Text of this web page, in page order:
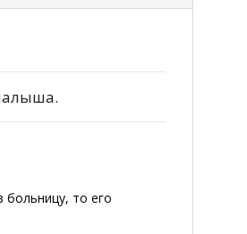
больницу, то его